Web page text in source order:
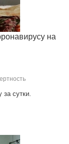
на
за сутки.